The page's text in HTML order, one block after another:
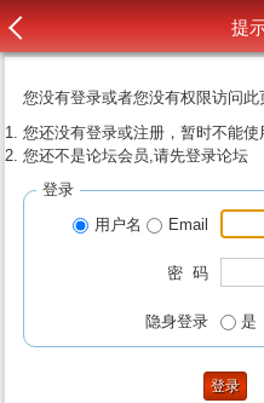
提
您没有登录或者您没有权限访问
您还没有登录或注册，暂时不能使
您还不是论坛会员,请先登录论坛
登录
用户名
Email
密 码
隐身登录 是